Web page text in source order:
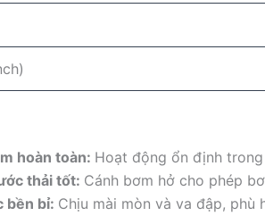
hoàn toàn: Hoạt động ổn định
thải tốt: Cánh bơm hở cho phép
bền bỉ: Chịu mài mòn và va đập,